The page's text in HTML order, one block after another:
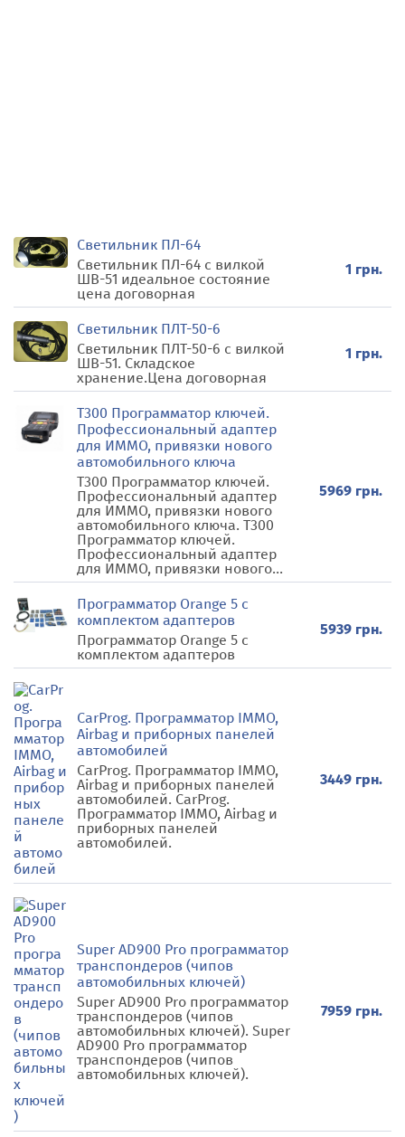
Светильник ПЛ-64
Светильник ПЛ-64 с вилкой
ШВ-51 идеальное состояние
цена договорная
1 грн.
Светильник ПЛТ-50-6
Светильник ПЛТ-50-6 с вилкой
ШВ-51. Складское
хранение.Цена договорная
1 грн.
T300 Программатор ключей.
Профессиональный адаптер
для ИММО, привязки нового
автомобильного ключа
T300 Программатор ключей.
Профессиональный адаптер
для ИММО, привязки нового
автомобильного ключа. T300
Программатор ключей.
Профессиональный адаптер
для ИММО, привязки нового...
5969 грн.
Программатор Orange 5 с
комплектом адаптеров
Программатор Orange 5 с
комплектом адаптеров
5939 грн.
CarProg. Программатор IMMO,
Airbag и приборных панелей
автомобилей
CarProg. Программатор IMMO,
Airbag и приборных панелей
автомобилей. CarProg.
Программатор IMMO, Airbag и
приборных панелей
автомобилей.
3449 грн.
Super AD900 Pro программатор
транспондеров (чипов
автомобильных ключей)
Super AD900 Pro программатор
транспондеров (чипов
автомобильных ключей). Super
AD900 Pro программатор
транспондеров (чипов
автомобильных ключей).
7959 грн.